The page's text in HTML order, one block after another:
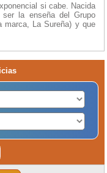
si cabe. Nacida
la enseña del Grupo
marca, La Sureña) y que